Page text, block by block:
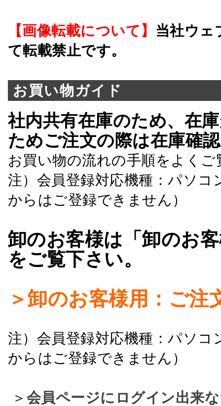
【画像転載について】 当社ウェ
て転載禁止です。
お買い物ガイド
社内共有在庫のため、在
ためご注文の際は在庫確
お買い物の流れの手順をよくご
注）会員登録対応機種：パソ
からはご登録できません）
卸のお客様は「卸のお
をご覧下さい。
＞卸のお客様用：ご注
注）会員登録対応機種：パソ
からはご登録できません）
＞ 会員ページにログイン出来